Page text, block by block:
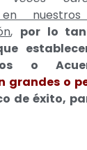
en
, por lo
o
grandes o
de éxito,